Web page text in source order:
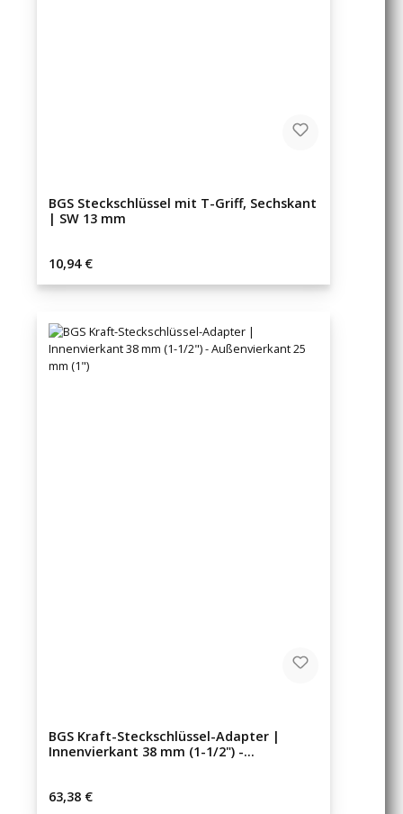
BGS Steckschlüssel mit T-Griff, Sechskant
| SW 13 mm
Regulärer Preis:
10,94 €
BGS Kraft-Steckschlüssel-Adapter |
Innenvierkant 38 mm (1-1/2") -
Regulärer Preis:
63,38 €